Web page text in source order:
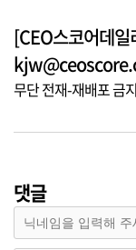
[CEO스코어데
무단 전재-재배포 금
댓글